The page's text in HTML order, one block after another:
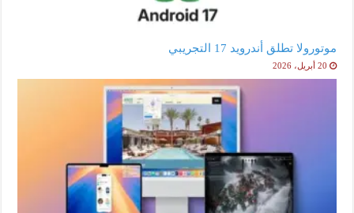
موتورولا تطلق أندرويد 17 التجريبي
20 أبريل، 2026